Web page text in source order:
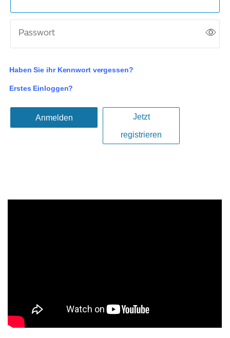
Passwort
Haben Sie ihr Kennwort vergessen?
Erstes Einloggen?
Anmelden Jetzt
registrieren